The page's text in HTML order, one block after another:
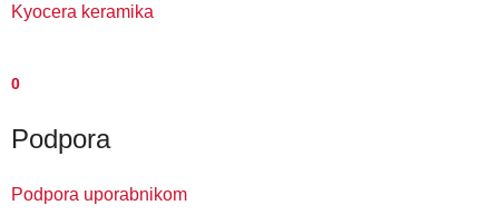
Kyocera keramika
0
Podpora
Podpora uporabnikom